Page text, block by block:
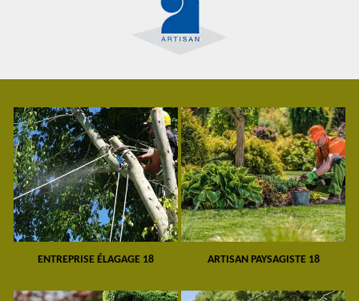
ENTREPRISE ÉLAGAGE 18 ARTISAN PAYSAGISTE 18